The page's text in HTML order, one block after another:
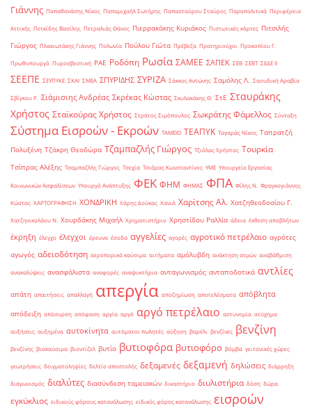
Γιάννης Παπαθανάσης Νίκος Παπαμιχαήλ Σωτήρης Παπασταύρου Σταύρος Παραπολιτικά Περιφέρεια
Αττικής Πετκίδης Βασίλης Πετραλιάς Θάνος Πιερρακάκης Κυριάκος Πιστωτικές κάρτες Πιτσιλής
Γιώργος Πλακιωτάκης Γιάννης Πολωνία Πούλου Γιώτα Πρέβεζα Πρατηριούχοι Προκοπίου Γ.
Πρωθυπουργό Πυροσβεστική ΡΑΕ Ροδόπη Ρωσία ΣΑΜΕΕ ΣΑΠΕΚ ΣΕΒ ΣΕΒΤ ΣΕΔΕ ΙΙ
ΣΕΕΠΕ ΣΕΥΠΥΚΕ ΣΚΑΙ ΣΜΕΑ ΣΠΥΡΙΔΗΣ ΣΥΡΙΖΑ Σάκκος Αντώνης Σαμόλης Λ. Σαουδική Αραβία
Σβίγκου Ρ. Σιάμισιης Ανδρέας Σκρέκας Κώστας Σκυλακάκης Θ. ΣτΕ Σταυράκης
Χρήστος Σταϊκούρας Χρήστος Στράτος Σιμόπουλος Σωκράτης Φάμελλος Σύνταξη
Σύστημα Εισροών - Εκροών ΤΑΜΕΙΟ ΤΕΑΠΥΚ Ταγαράς Νίκος Ταπρατζή
Πολυξένη Τζάκρη Θεοδώρα Τζαμπαζλής Γιώργος Τζιόλας Χρήστος Τουρκία
Τσίπρας Αλέξης Τσαμπαζλής Γιώργος Τσεχία Τσιάρας Κωνσταντίνος ΥΜΕ Υπουργείο Εργασίας
Κοινωνικών Ασφαλίσεων Υπουργό Ανάπτυξης ΦΕΚ ΦΗΜ ΦΗΜΑΣ ΦΠΑ Φίλης Ν. Φραγκογιάννης
Κώστας ΧΑΡΤΟΓΡΑΦΗΣΗ ΧΟΝΔΡΙΚΗ Χάρης Δούκας Χανιά Χαρίτσης Αλ. Χατζηθεοδοσίου Γ.
Χατζηνικολάου Ν. Χουρδάκης Μιχαήλ Χρηματιστήριο Χρηστίδου Ραλλία άδεια έκθεση αποβλήτων
έκρηξη έλεγχο έλεγχοι έρευνα έσοδα αγγελίες αγορές αγροτικό πετρέλαιο αγρότες
αγωγός αδειοδότηση αεροπορικά καύσιμα αιτήματα αμόλυβδη ανάκτηση ατμών αναβάθμιση
ανακαλύψεις ανασφάλιστα αναφορές αναψυκτήρια ανταγωνισμός ανταποδοτικά αντλίες
απάτη απαιτήσεις απαλλαγή απεργία αποζημίωση αποτελέσματα απόβλητα
απόδειξη απόσυρση απόφαση αργία αργό αργό πετρέλαιο αστυνομία ατύχημα
αυξήσεις αυξημένα αυτοκίνητα αυτόματοι πωλητές αύξηση βαρέλι βενζίνες βενζίνη
βενζίνης βιοκαύσιμα βιοντίζελ βυτίο βυτιοφόρα βυτιοφόρο βόμβα γειτονικές χώρες
γεωτρήσεις δειγματοληψίες δελτίο αποστολής δεξαμενές δεξαμενή δηλώσεις διάρρηξη
διαγωνισμός διαλύτες διασύνδεση ταμειακών δικαστήριο διυλιστήρια δόση δώρα
εγκύκλιος ειδικούς φόρους κατανάλωσης ειδικός φόρος κατανάλωσης εισροών